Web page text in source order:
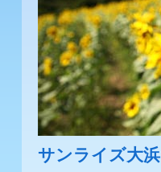
サンライズ大